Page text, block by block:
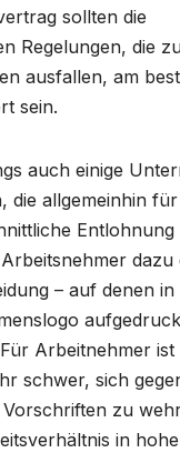
sollten die
Regelungen, die
ausfallen, am
sein.
auch einige
die allgemeinhin für
Entlohnung
dazu
– auf denen in
Arbeitnehmer ist
schwer, sich
zu
in